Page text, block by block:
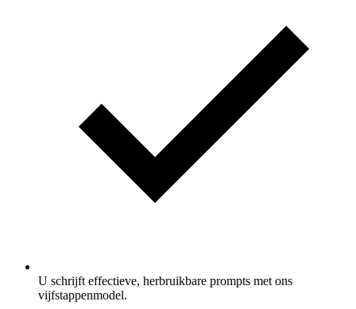
U schrijft effectieve, herbruikbare prompts met ons
vijfstappenmodel.